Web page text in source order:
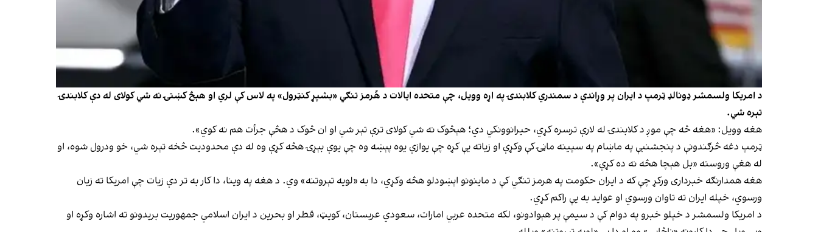
د امريکا ولسمشر ډونالډ ټرمپ د ايران پر وړاندې د سمندري کلابندۍ په اړه وويل، چې متحده ايالات د هُرمز تنګي «بشپړ کنټرول» په لاس کې لري او هېڅ کښتۍ نه شي کولای له دې کلابندۍ
تېره شي.
هغه وويل: «هغه څه چې موږ د کلابندۍ له لارې ترسره کړي، حيرانوونکي دي؛ هېڅوک نه شي کولای ترې تېر شي او ان څوک د هڅې جرأت هم نه کوي».
ټرمپ دغه څرګندونې د پنجشنبې په ماښام په سپينه ماڼۍ کې وکړې او زياته يې کړه چې يوازې يوه پېښه وه چې يوې بېړۍ هڅه کړې وه له دې محدوديت څخه تېره شي، خو ودرول شوه، او
له هغې وروسته «بل هېچا هڅه نه ده کړې».
هغه همدارنګه خبرداری ورکړ چې که د ايران حکومت په هرمز تنګي کې د ماینونو اېښودلو هڅه وکړي، دا به «لويه تېروتنه» وي. د هغه په وينا، دا کار به تر دې زيات چې امريکا ته زيان
ورسوي، خپله ايران ته تاوان ورسوي او عوايد به يې راکم کړي.
د امريکا ولسمشر د خپلو خبرو په دوام کې د سيمې پر هېوادونو، لکه متحده عربي امارات، سعودي عربستان، کويټ، قطر او بحرين د ایران اسلامي جمهوريت بريدونو ته اشاره وکړه او